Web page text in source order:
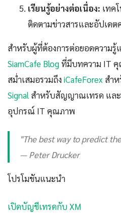
เรียนรู้อย่างต่อเนื่อง: เทค
ติดตามข่าวสารและอัปเดต
สำหรับผู้ที่ต้องการต่อยอดความ
SiamCafe Blogที่มีบทความ IT
สม่ำเสมอรวมถึงiCafeForex สำ
Signal สำหรับสัญญาณเทรด และ
อุปกรณ์ IT คุณภาพ
"The best way to predict
— Peter Drucker
โปรโมชันแนะนำ
เปิดบัญชีเทรดกับ XM